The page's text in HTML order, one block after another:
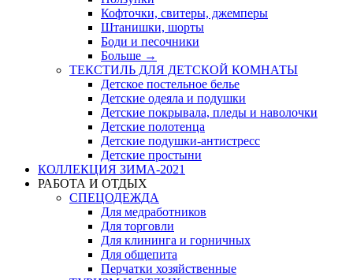
Кофточки, свитеры, джемперы
Штанишки, шорты
Боди и песочники
Больше →
ТЕКСТИЛЬ ДЛЯ ДЕТСКОЙ КОМНАТЫ
Детское постельное белье
Детские одеяла и подушки
Детские покрывала, пледы и наволочки
Детские полотенца
Детские подушки-антистресс
Детские простыни
КОЛЛЕКЦИЯ ЗИМА-2021
РАБОТА И ОТДЫХ
СПЕЦОДЕЖДА
Для медработников
Для торговли
Для клининга и горничных
Для общепита
Перчатки хозяйственные